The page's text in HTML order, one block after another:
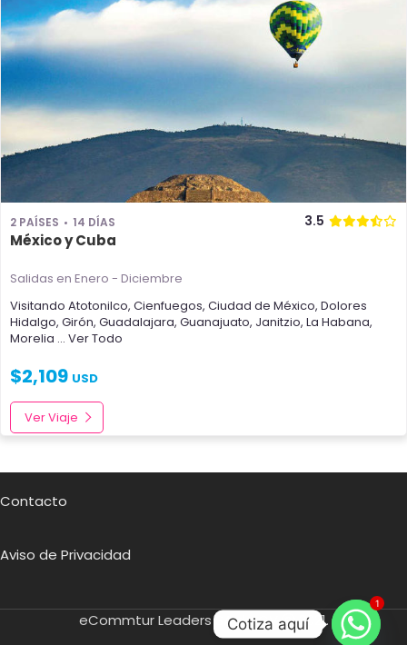
2 PAÍSES 14 DÍAS 3.5
México y Cuba
Salidas en Enero - Diciembre
Visitando Atotonilco, Cienfuegos, Ciudad de México, Dolores
Hidalgo, Girón, Guadalajara, Guanajuato, Janitzio, La Habana,
Morelia ... Ver Todo
$2,109 USD
Ver Viaje
Contacto
Aviso de Privacidad
eCommtur Leaders SA de CV 2021.
Cotiza aquí